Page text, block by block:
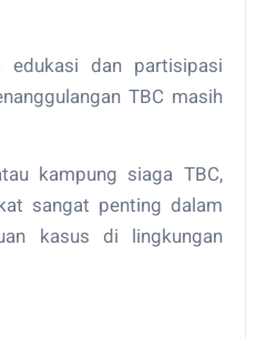
edukasi dan partisipasi
TBC masih
kampung siaga TBC,
sangat penting dalam
kasus di lingkungan